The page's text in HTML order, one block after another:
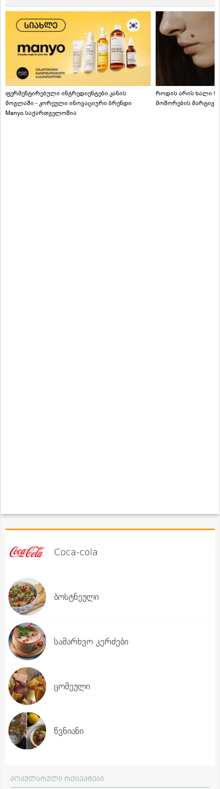
ფერმენტირებული ინგრედიენტები კანის
მოვლაში - კორეული ინოვაციური ბრენდი
Manyo საქართველოშია
როდის არის ხალი
მოშორების
Coca-cola
ბოსტნეული
სამარხვო კერძები
ცომეული
წვნიანი
პოპულარული რეცეპტები